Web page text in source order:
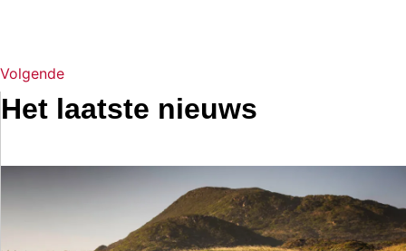
Volgende
Het laatste nieuws